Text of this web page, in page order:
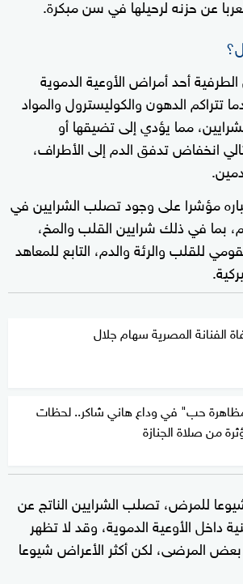
عن حزنه لرحيلها في سن مبكرة.
أحد أمراض الأوعية الدموية
تتراكم الدهون والكوليسترول والمواد
مما يؤدي إلى تضيقها أو
انخفاض تدفق الدم إلى الأطراف،
مؤشرا على وجود تصلب الشرايين في
بما في ذلك شرايين القلب والمخ،
للقلب والرئة والدم، التابع للمعاهد
الفنانة المصرية سهام جلال
حب" في وداع هاني شاكر.. لحظات
من صلاة الجنازة
للمرض، تصلب الشرايين الناتج عن
داخل الأوعية الدموية، وقد لا تظهر
المرضى، لكن أكثر الأعراض شيوعا